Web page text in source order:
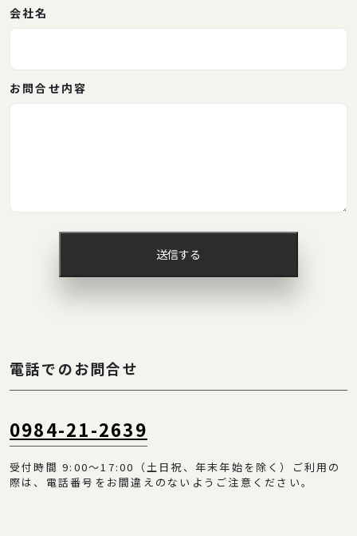
会社名
お問合せ内容
送信する
電話でのお問合せ
0984-21-2639
受付時間 9:00～17:00（土日祝、年末年始を除く）ご利用の
際は、電話番号をお間違えのないようご注意ください。